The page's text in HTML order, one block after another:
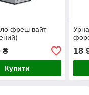
фреш вайт
₴
Купити
18